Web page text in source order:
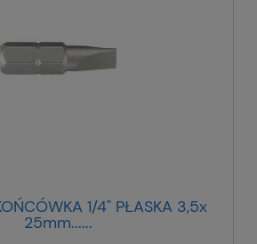
1/4" PŁASKA 3,5x
25mm......